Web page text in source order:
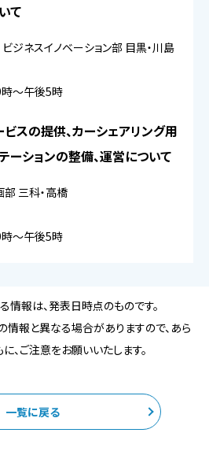
て
ネスイノベーション部 目黒・川島
～午後5時
スの提供、カーシェアリング用
ーションの整備、運営について
三科・高橋
～午後5時
報は、発表日時点のものです。
情報と異なる場合がありますので、あら
、ご注意をお願いいたします。
一覧に戻る